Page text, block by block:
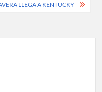
LLEGA A KENTUCKY